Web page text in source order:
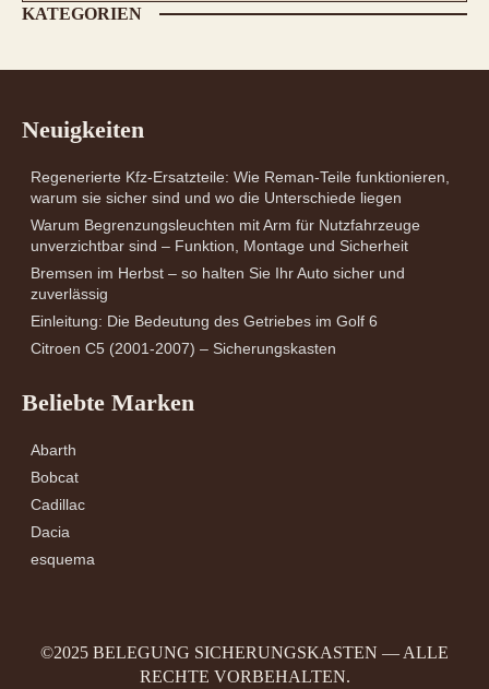
KATEGORIEN
Neuigkeiten
Regenerierte Kfz-Ersatzteile: Wie Reman-Teile funktionieren,
warum sie sicher sind und wo die Unterschiede liegen
Warum Begrenzungsleuchten mit Arm für Nutzfahrzeuge
unverzichtbar sind – Funktion, Montage und Sicherheit
Bremsen im Herbst – so halten Sie Ihr Auto sicher und
zuverlässig
Einleitung: Die Bedeutung des Getriebes im Golf 6
Citroen C5 (2001-2007) – Sicherungskasten
Beliebte Marken
Abarth
Bobcat
Cadillac
Dacia
esquema
©2025 BELEGUNG SICHERUNGSKASTEN — ALLE
RECHTE VORBEHALTEN.